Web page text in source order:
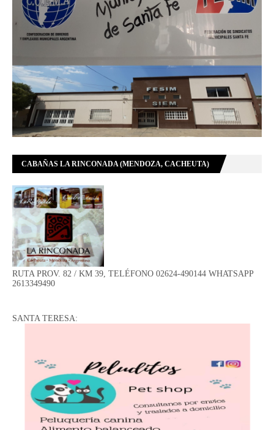
CABAÑAS LA RINCONADA (MENDOZA, CACHEUTA)
RUTA PROV. 82 / KM 39, TELÉFONO 02624-490144 WHATSAPP
2613349490
SANTA TERESA: